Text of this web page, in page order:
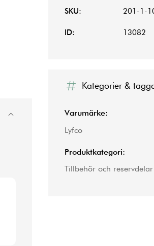
SKU: 201-1-
ID: 13082
Kategorier &
Varumärke:
Lyfco
Produktkategori:
Tillbehör och reservdelar